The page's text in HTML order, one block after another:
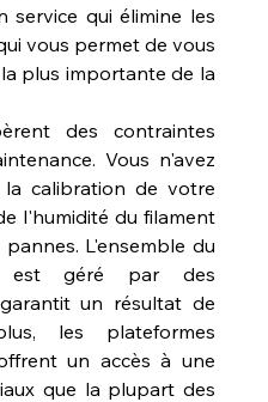
service qui élimine les
vous permet de vous
plus importante de la
des contraintes
Vous n'avez
calibration de votre
l'humidité du filament
L'ensemble du
est géré par des
un résultat de
les plateformes
un accès à une
que la plupart des